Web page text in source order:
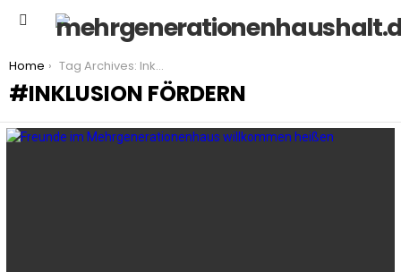
You are here:
Home Tag Archives: Inklusion fördern
INKLUSION FÖRDERN